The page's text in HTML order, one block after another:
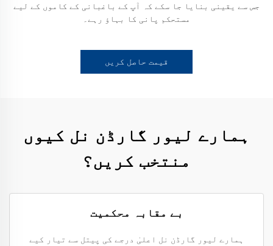
جس سے یقینی بنایا جا سکے کہ آپ کے باغبانی کے کاموں کے لیے
مستحکم پانی کا بہاؤ رہے۔
قیمت حاصل کریں
ہمارے لیور گارڈن نل کیوں
منتخب کریں؟
بے مقابہ محکمیت
ہمارے لیور گارڈن نل اعلیٰ درجے کی پیتل سے تیار کیے